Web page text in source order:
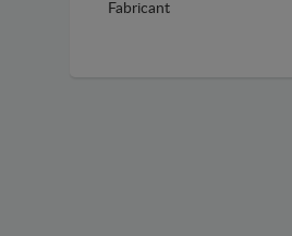
Fabricant